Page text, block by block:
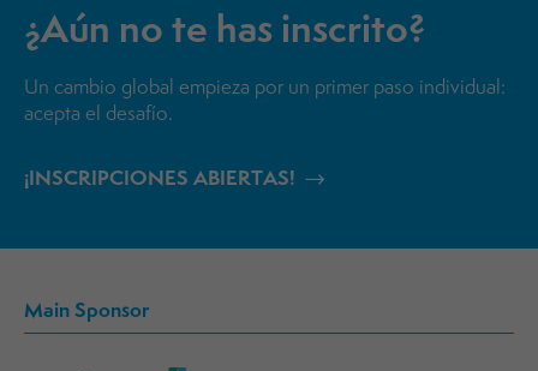
¿Aún no te has inscrito?
Un cambio global empieza por un primer paso individual:
acepta el desafío.
¡INSCRIPCIONES ABIERTAS!
Main Sponsor